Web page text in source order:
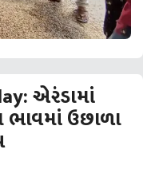
એરંડામાં
ભાવમાં ઉછાળા